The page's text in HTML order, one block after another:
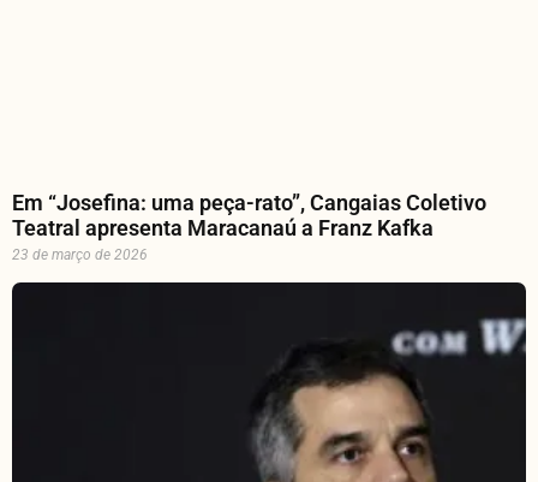
Em “Josefina: uma peça-rato”, Cangaias Coletivo
Teatral apresenta Maracanaú a Franz Kafka
23 de março de 2026